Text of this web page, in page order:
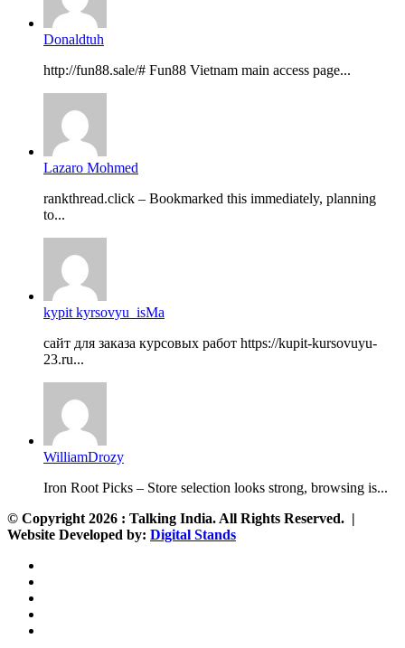
Donaldtuh
http://fun88.sale/# Fun88 Vietnam main access page...
Lazaro Mohmed
rankthread.click – Bookmarked this immediately, planning
to...
kypit kyrsovyu_isMa
сайт для заказа курсовых работ https://kupit-kursovuyu-
23.ru...
WilliamDrozy
Iron Root Picks – Store selection looks strong, browsing is...
© Copyright 2026 : Talking India. All Rights Reserved. |
Website Developed by: Digital Stands